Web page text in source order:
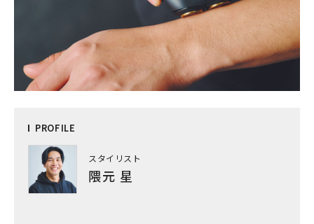
PROFILE
スタイリスト
隈元 星